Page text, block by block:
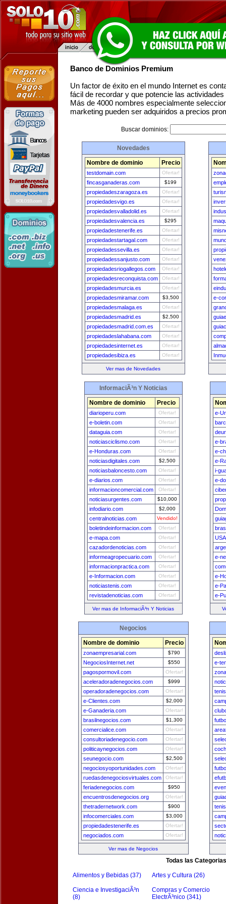
Banco de Dominios Premium
Un factor de éxito en el mundo Internet es
fácil de recordar y que potencie las
Más de 4000 nombres especialmente
marketing pueden ser adquiridos a precios
Buscar dominios:
Novedades
Nombre de dominio Precio
testdomain.com Ofertar!
fincasganaderas.com $199
propiedadeszaragoza.es Ofertar!
propiedadesvigo.es Ofertar!
propiedadesvalladolid.es Ofertar!
propiedadesvalencia.es $295
propiedadestenerife.es Ofertar!
propiedadestartagal.com Ofertar!
propiedadessevilla.es Ofertar!
propiedadessanjusto.com Ofertar!
propiedadesriogallegos.com Ofertar!
propiedadesreconquista.com Ofertar!
propiedadesmurcia.es Ofertar!
propiedadesmiramar.com $3,500
propiedadesmalaga.es Ofertar!
propiedadesmadrid.es $2,500
propiedadesmadrid.com.es Ofertar!
propiedadeslahabana.com Ofertar!
propiedadesinternet.es Ofertar!
propiedadesibiza.es Ofertar!
Ver mas de Novedades
e-
InformaciÃ³n Y Noticias
Nombre de dominio Precio
diarioperu.com Ofertar!
e-boletin.com Ofertar!
dataguia.com Ofertar!
noticiasciclismo.com Ofertar!
e-Honduras.com Ofertar!
noticiasdigitales.com $2,500
noticiasbaloncesto.com Ofertar!
e-diarios.com Ofertar!
informacioncomercial.com Ofertar!
noticiasurgentes.com $10,000
infodiario.com $2,000
centralnoticias.com Vendido!
boletindeinformacion.com Ofertar!
e-mapa.com Ofertar!
cazadordenoticias.com Ofertar!
informeagropecuario.com Ofertar!
informacionpractica.com Ofertar!
e-Informacion.com Ofertar!
noticiastenis.com Ofertar!
revistadenoticias.com Ofertar!
Ver mas de InformaciÃ³n Y Noticias
e-
e-
e-
e-
i-
e-
e-
e-
e-
e-
Negocios
Nombre de dominio Precio
zonaempresarial.com $790
NegociosInternet.net $550
pagospormovil.com Ofertar!
aceleradoradenegocios.com $999
operadoradenegocios.com Ofertar!
e-Clientes.com $2,000
e-Ganaderia.com Ofertar!
brasilnegocios.com $1,300
comercialice.com Ofertar!
consultoriadenegocio.com Ofertar!
politicaynegocios.com Ofertar!
seunegocio.com $2,500
negociosyoportunidades.com Ofertar!
ruedasdenegociosvirtuales.com Ofertar!
feriadenegocios.com $950
encuentrosdenegocios.org Ofertar!
thetradernetwork.com $900
infocomerciales.com $3,000
propiedadestenerife.es Ofertar!
negociados.com Ofertar!
Ver mas de Negocios
e-
Todas las Categorias
Alimentos y Bebidas (37) Artes y Cultura (26)
Ciencia e InvestigaciÃ³n
(8)
Compras y Comercio
ElectrÃ³nico (341)